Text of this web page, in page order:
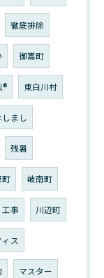
徹底排除
御嵩町
®︎ 東白川村
しまし
残暑
町 岐南町
工事 川辺町
ィス
マスター